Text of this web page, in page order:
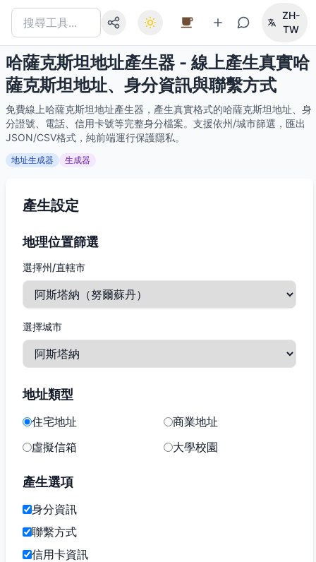
ZH-
TW
哈薩克斯坦地址產生器 - 線上產生真實哈
薩克斯坦地址、身分資訊與聯繫方式
免費線上哈薩克斯坦地址產生器，產生真實格式的哈薩克斯坦地址、身
分證號、電話、信用卡號等完整身分檔案。支援依州/城市篩選，匯出
JSON/CSV格式，純前端運行保護隱私。
地址生成器 生成器
產生設定
地理位置篩選
選擇州/直轄市
選擇城市
地址類型
住宅地址
商業地址
虛擬信箱
大學校園
產生選項
身分資訊
聯繫方式
信用卡資訊